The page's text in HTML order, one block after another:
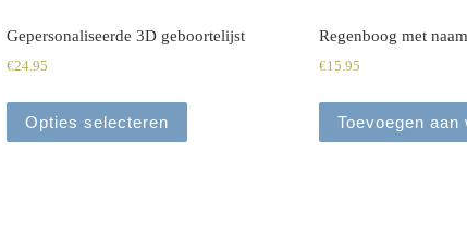
Gepersonaliseerde 3D geboortelijst
€24.95
Opties selecteren
Regenboog met naam
€15.95
Toevoegen aan